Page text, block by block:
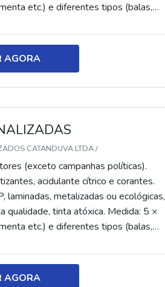
etc.) e diferentes tipos (balas,
AGORA
CATANDUVA LTDA /
(exceto campanhas políticas).
acidulante cítrico e corantes.
laminadas, metalizadas ou ecológicas,
qualidade, tinta atóxica. Medida: 5 ×
etc.) e diferentes tipos (balas,
AGORA